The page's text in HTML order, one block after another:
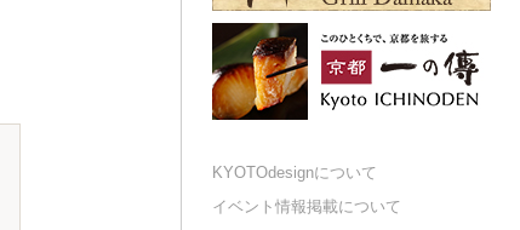
KYOTOdesignについて
イベント情報掲載について